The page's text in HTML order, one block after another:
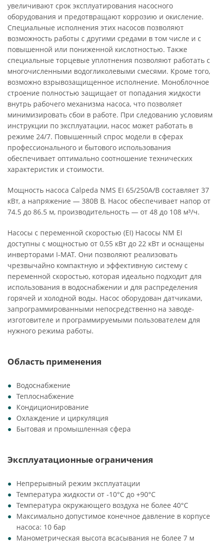
увеличивают срок эксплуатирования насосного
оборудования и предотвращают коррозию и окисление.
Специальные исполнения этих насосов позволяют
возможность работы с другими средами в том числе и с
повышенной или пониженной кислотностью. Также
специальные торцевые уплотнения позволяют работать с
многочисленными водогликолевыми смесями. Кроме того,
возможно взрывозащищенное исполнение. Моноблочное
строение полностью защищает от попадания жидкости
внутрь рабочего механизма насоса, что позволяет
минимизировать сбои в работе. При следованию условиям
инструкции по эксплуатации, насос может работать в
режиме 24/7. Повышенный спрос модели в сферах
профессионального и бытового использования
обеспечивает оптимально соотношение технических
характеристик и стоимости.
Мощность насоса Calpeda NMS EI 65/250A/B составляет 37
кВт, а напряжение — 380В В. Насос обеспечивает напор от
74.5 до 86.5 м, производительность — от 48 до 108 м³/ч.
Насосы с переменной скоростью (EI) Насосы NM EI
доступны с мощностью от 0,55 кВт до 22 кВт и оснащены
инверторами I-MAT. Они позволяют реализовать
чрезвычайно компактную и эффективную систему с
переменной скоростью, которая идеально подходит для
использования в водоснабжении и для распределения
горячей и холодной воды. Насос оборудован датчиками,
запрограммированными непосредственно на заводе-
изготовителе и программируемыми пользователем для
нужного режима работы.
Область применения
Водоснабжение
Теплоснабжение
Кондиционирование
Охлаждение и циркуляция
Бытовая и промышленная сфера
Эксплуатационные ограничения
Непрерывный режим эксплуатации
Температура жидкости от -10°C до +90°C
Температура окружающего воздуха не более 40°C
Максимально допустимое конечное давление в корпусе
насоса: 10 бар
Манометрическая высота всасывания не более 7 м